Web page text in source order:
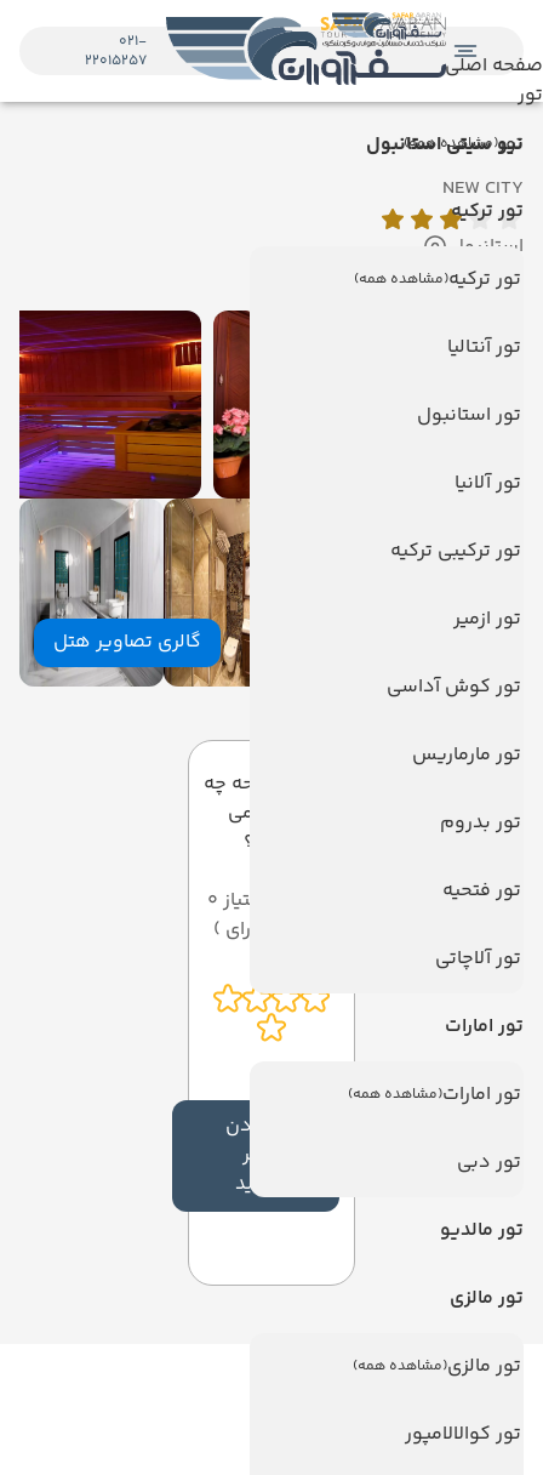
صفحه اصلی
تور
تور(مشاهده همه)
تور ترکیه
تور ترکیه(مشاهده همه)
تور آنتالیا
تور استانبول
تور آلانیا
تور ترکیبی ترکیه
تور ازمیر
تور کوش آداسی
تور مارماریس
تور بدروم
تور فتحیه
تور آلاچاتی
تور امارات
تور امارات(مشاهده همه)
تور دبی
تور مالدیو
تور مالزی
تور مالزی(مشاهده همه)
تور کوالالامپور
021-
22015257
نیو سیتی استانبول
NEW CITY
استانبول
نمایش روی نقشه
گالری تصاویر هتل
دیدگاه کاربران
به این صفحه چه
امتیازی می
دهید؟
میانگین امتیاز 0
افزودن
نظر
جدید
ویزا